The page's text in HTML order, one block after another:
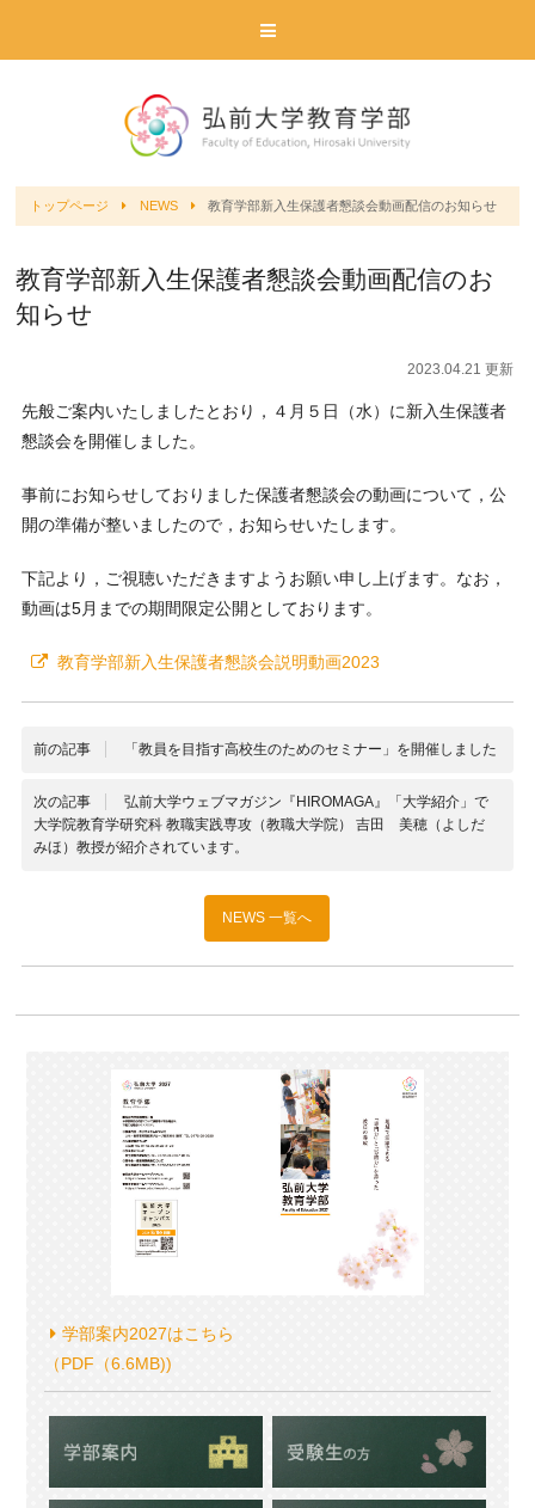
トップページ NEWS 教育学部新入生保護者懇談会動画配信のお知らせ
教育学部新入生保護者懇談会動画配信のお
知らせ
2023.04.21 更新
先般ご案内いたしましたとおり，４月５日（水）に新入生保護者
懇談会を開催しました。
事前にお知らせしておりました保護者懇談会の動画について，公
開の準備が整いましたので，お知らせいたします。
下記より，ご視聴いただきますようお願い申し上げます。なお，
動画は5月までの期間限定公開としております。
教育学部新入生保護者懇談会説明動画2023
前の記事 「教員を目指す高校生のためのセミナー」を開催しました
次の記事
弘前大学ウェブマガジン『HIROMAGA』「大学紹介」で
大学院教育学研究科 教職実践専攻（教職大学院） 吉田 美穂（よしだ
みほ）教授が紹介されています。
NEWS 一覧へ
学部案内2027はこちら
（PDF（6.6MB))